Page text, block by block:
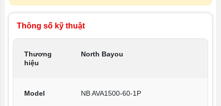
Thông số kỹ thuật
Thương
hiệu
North Bayou
Model NB AVA1500-60-1P